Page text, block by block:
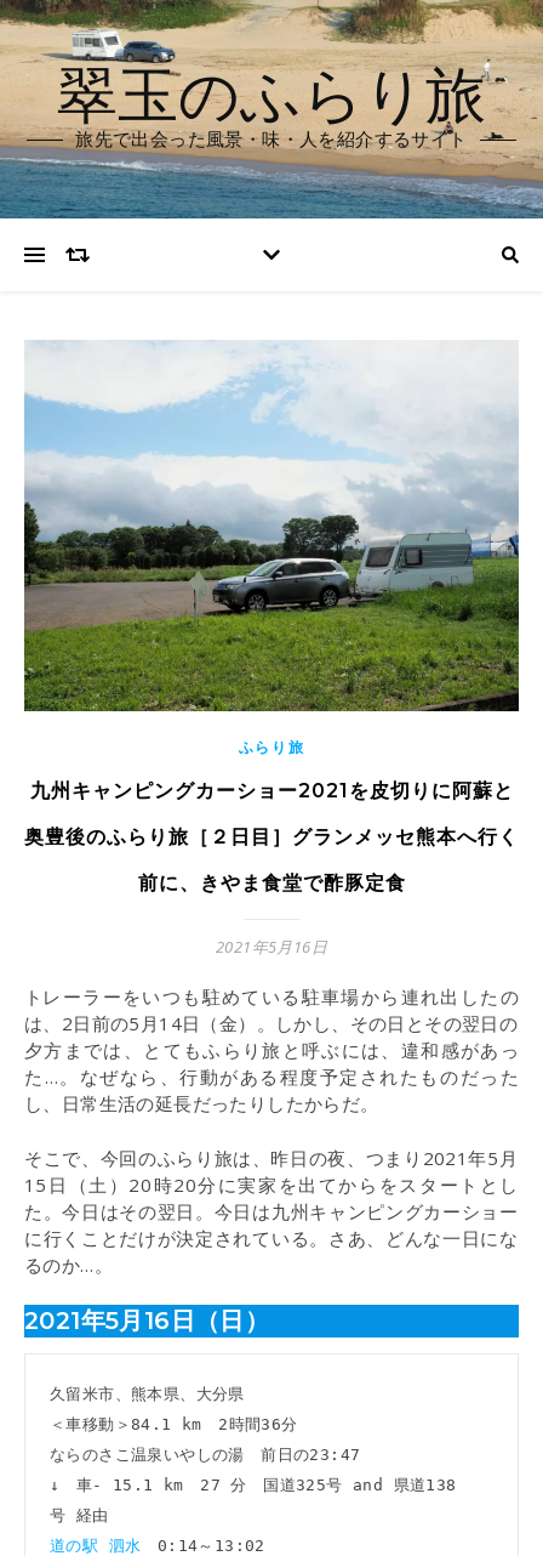
翠玉のふらり旅
旅先で出会った風景・味・人を紹介するサイト
ふらり旅
九州キャンピングカーショー2021を皮切りに阿蘇と
奥豊後のふらり旅［２日目］グランメッセ熊本へ行く
前に、きやま食堂で酢豚定食
2021年5月16日
トレーラーをいつも駐めている駐車場から連れ出したの
は、2日前の5月14日（金）。しかし、その日とその翌日の
夕方までは、とてもふらり旅と呼ぶには、違和感があっ
た…。なぜなら、行動がある程度予定されたものだった
し、日常生活の延長だったりしたからだ。
そこで、今回のふらり旅は、昨日の夜、つまり2021年5月
15日（土）20時20分に実家を出てからをスタートとし
た。今日はその翌日。今日は九州キャンピングカーショー
に行くことだけが決定されている。さあ、どんな一日にな
るのか…。
2021年5月16日（日）
久留米市、熊本県、大分県
＜車移動＞84.1 km　2時間36分
ならのさこ温泉いやしの湯　前日の23:47
↓　車- 15.1 km　27 分　国道325号 and 県道138
道の駅 泗水 0:14～13:02